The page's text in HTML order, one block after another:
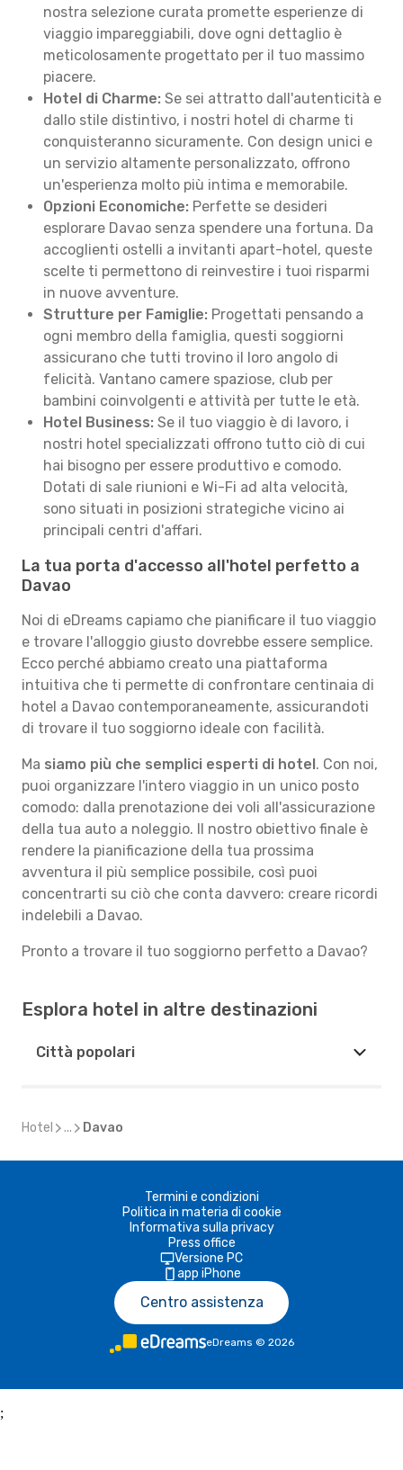
nostra selezione curata promette esperienze di
viaggio impareggiabili, dove ogni dettaglio è
meticolosamente progettato per il tuo massimo
piacere.
Hotel di Charme: Se sei attratto dall'autenticità e
dallo stile distintivo, i nostri hotel di charme ti
conquisteranno sicuramente. Con design unici e
un servizio altamente personalizzato, offrono
un'esperienza molto più intima e memorabile.
Opzioni Economiche: Perfette se desideri
esplorare Davao senza spendere una fortuna. Da
accoglienti ostelli a invitanti apart-hotel, queste
scelte ti permettono di reinvestire i tuoi risparmi
in nuove avventure.
Strutture per Famiglie: Progettati pensando a
ogni membro della famiglia, questi soggiorni
assicurano che tutti trovino il loro angolo di
felicità. Vantano camere spaziose, club per
bambini coinvolgenti e attività per tutte le età.
Hotel Business: Se il tuo viaggio è di lavoro, i
nostri hotel specializzati offrono tutto ciò di cui
hai bisogno per essere produttivo e comodo.
Dotati di sale riunioni e Wi-Fi ad alta velocità,
sono situati in posizioni strategiche vicino ai
principali centri d'affari.
La tua porta d'accesso all'hotel perfetto a
Davao
Noi di eDreams capiamo che pianificare il tuo viaggio
e trovare l'alloggio giusto dovrebbe essere semplice.
Ecco perché abbiamo creato una piattaforma
intuitiva che ti permette di confrontare centinaia di
hotel a Davao contemporaneamente, assicurandoti
di trovare il tuo soggiorno ideale con facilità.
Ma siamo più che semplici esperti di hotel. Con noi,
puoi organizzare l'intero viaggio in un unico posto
comodo: dalla prenotazione dei voli all'assicurazione
della tua auto a noleggio. Il nostro obiettivo finale è
rendere la pianificazione della tua prossima
avventura il più semplice possibile, così puoi
concentrarti su ciò che conta davvero: creare ricordi
indelebili a Davao.
Pronto a trovare il tuo soggiorno perfetto a Davao?
Esplora hotel in altre destinazioni
Città popolari
Hotel ... Davao
Termini e condizioni
Politica in materia di cookie
Informativa sulla privacy
Press office
Versione PC
app iPhone
Centro assistenza
eDreams © 2026
;